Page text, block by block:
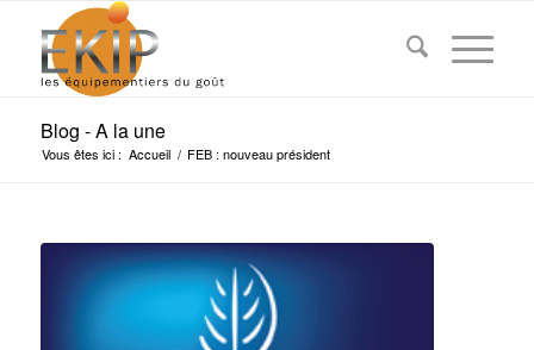
Blog - A la une
Vous êtes ici : Accueil / FEB : nouveau président